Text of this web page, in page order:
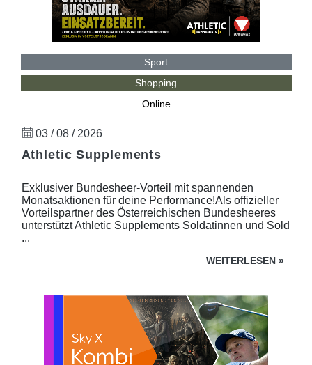
Sport
Shopping
Online
03 / 08 / 2026
Athletic Supplements
Exklusiver Bundesheer-Vorteil mit spannenden
Monatsaktionen für deine Performance!Als offizieller
Vorteilspartner des Österreichischen Bundesheeres
unterstützt Athletic Supplements Soldatinnen und Sold
...
WEITERLESEN »